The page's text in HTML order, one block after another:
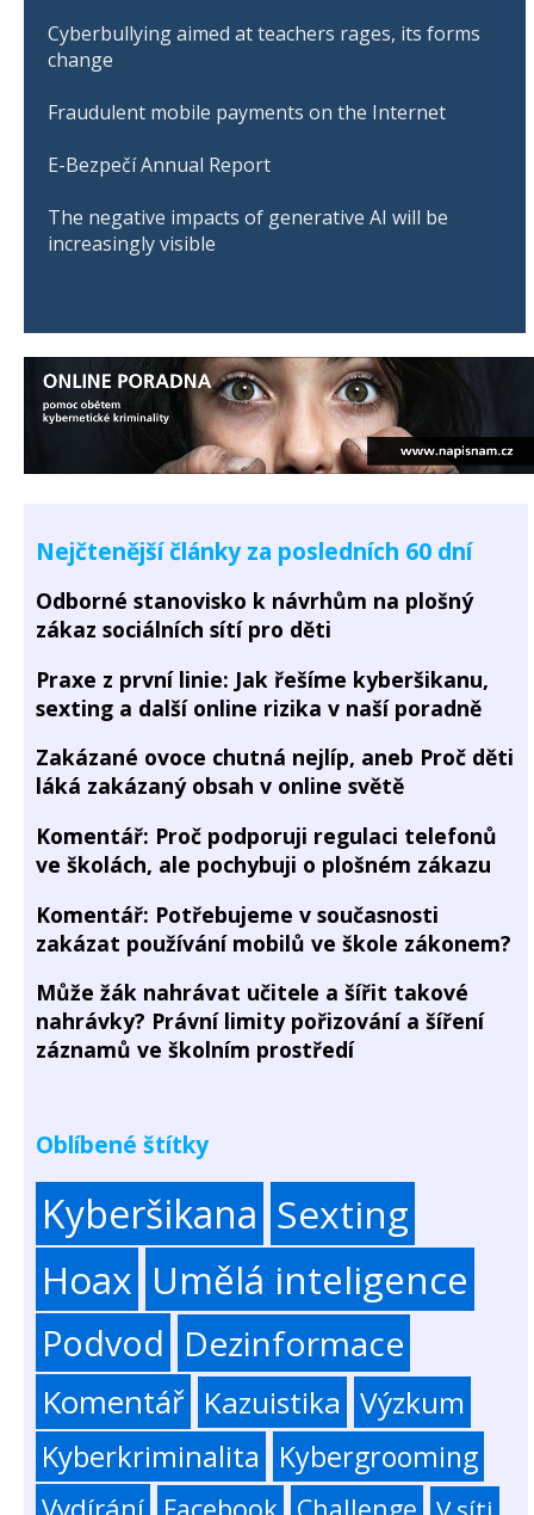
Cyberbullying aimed at teachers rages, its forms
change
Fraudulent mobile payments on the Internet
E-Bezpečí Annual Report
The negative impacts of generative AI will be
increasingly visible
Nejčtenější články za posledních 60 dní
Odborné stanovisko k návrhům na plošný
zákaz sociálních sítí pro děti
Praxe z první linie: Jak řešíme kyberšikanu,
sexting a další online rizika v naší poradně
Zakázané ovoce chutná nejlíp, aneb Proč děti
láká zakázaný obsah v online světě
Komentář: Proč podporuji regulaci telefonů
ve školách, ale pochybuji o plošném zákazu
Komentář: Potřebujeme v současnosti
zakázat používání mobilů ve škole zákonem?
Může žák nahrávat učitele a šířit takové
nahrávky? Právní limity pořizování a šíření
záznamů ve školním prostředí
Oblíbené štítky
Kyberšikana Sexting
Hoax Umělá inteligence
Podvod Dezinformace
Komentář Kazuistika Výzkum
Kyberkriminalita Kybergrooming
Facebook Challenge